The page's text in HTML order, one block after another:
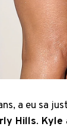
a eu sa
Hills. Kyle